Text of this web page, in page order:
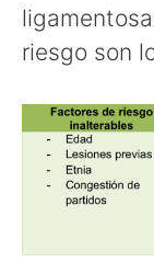
riesgo son